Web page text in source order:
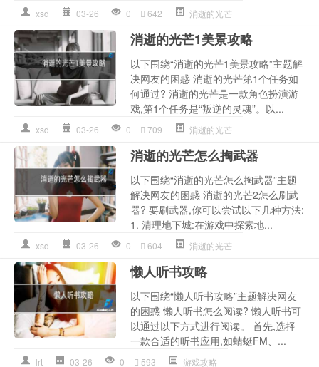
xsd 03-26 0 642 消逝的光芒
消逝的光芒1美景攻略
以下围绕“消逝的光芒1美景攻略”主题解
决网友的困惑 消逝的光芒第1个任务如
何通过? 消逝的光芒是一款角色扮演游
戏,第1个任务是“叛逆的灵魂”。以...
xsd 03-26 0 709 消逝的光芒
消逝的光芒怎么掏武器
以下围绕“消逝的光芒怎么掏武器”主题
解决网友的困惑 消逝的光芒2怎么刷武
器? 要刷武器,你可以尝试以下几种方法:
1. 清理地下城:在游戏中探索地...
xsd 03-26 0 604 消逝的光芒
懒人听书攻略
以下围绕“懒人听书攻略”主题解决网友
的困惑 懒人听书怎么阅读? 懒人听书可
以通过以下方式进行阅读。 首先,选择
一款合适的听书应用,如蜻蜓FM、...
lrt 03-26 0 593 游戏攻略